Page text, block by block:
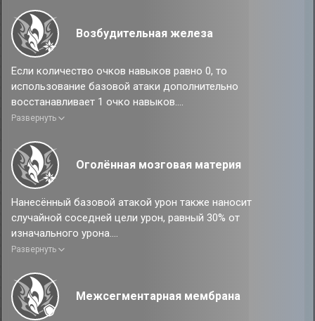
получаемый союзниками урон на 0.8%. Взрывы Спор
восстанавливают персонажу с самым низким процентом
текущего HP 12% HP.
Возбудительная железа
Если количество очков навыков равно 0, то
использование базовой атаки дополнительно
восстанавливает 1 очко навыков.
Если количество очков навыков равно 0, то
использование базовой атаки дополнительно
восстанавливает 1 очко навыков, а также имеет
фиксированный шанс 50% дополнительно восстановить
ещё 1 очко навыков.
Развернуть
Оголённая мозговая материя
Нанесённый базовой атакой урон также наносит
случайной соседней цели урон, равный 30% от
изначального урона.
Нанесённый базовой атакой урон также наносит соседним
целям урон, равный 35% от изначального урона.
Развернуть
Межсегментарная мембрана